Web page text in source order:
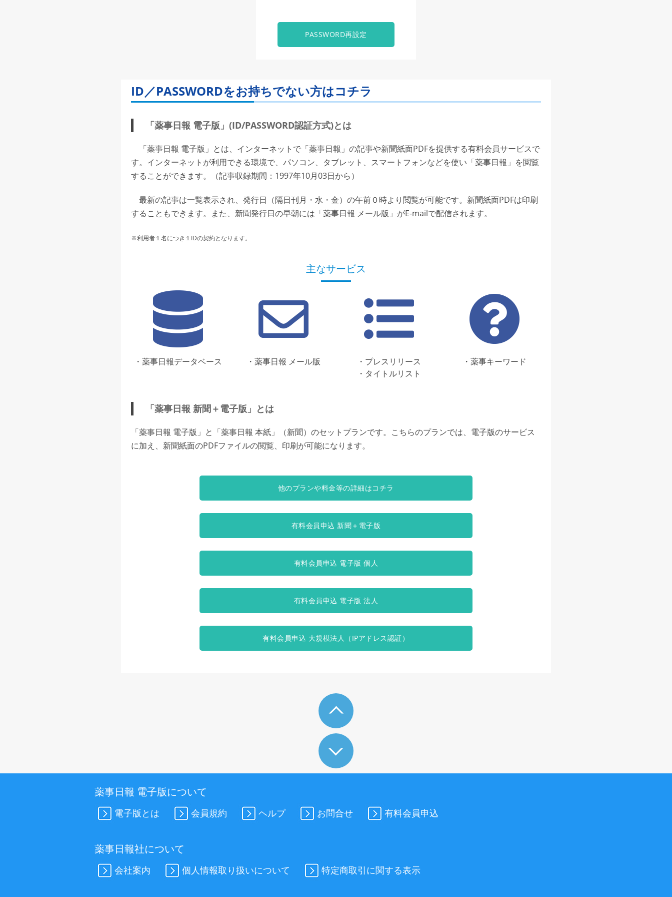
PASSWORD再設定
ID／PASSWORDをお持ちでない方はコチラ
「薬事日報 電子版」(ID/PASSWORD認証方式)とは
「薬事日報 電子版」とは、インターネットで「薬事日報」の記事や新聞紙面PDFを提供する有料会員サービスで
す。インターネットが利用できる環境で、パソコン、タブレット、スマートフォンなどを使い「薬事日報」を閲覧
することができます。（記事収録期間：1997年10月03日から）
最新の記事は一覧表示され、発行日（隔日刊月・水・金）の午前０時より閲覧が可能です。新聞紙面PDFは印刷
することもできます。また、新聞発行日の早朝には「薬事日報 メール版」がE-mailで配信されます。
※利用者１名につき１IDの契約となります。
主なサービス
・薬事日報データベース ・薬事日報 メール版
・プレスリリース
・タイトルリスト
・薬事キーワード
「薬事日報 新聞＋電子版」とは
「薬事日報 電子版」と「薬事日報 本紙」（新聞）のセットプランです。こちらのプランでは、電子版のサービス
に加え、新聞紙面のPDFファイルの閲覧、印刷が可能になります。
他のプランや料金等の詳細はコチラ
有料会員申込 新聞＋電子版
有料会員申込 電子版 個人
有料会員申込 電子版 法人
有料会員申込 大規模法人（IPアドレス認証）
薬事日報 電子版について
電子版とは 会員規約 ヘルプ お問合せ 有料会員申込
薬事日報社について
会社案内 個人情報取り扱いについて 特定商取引に関する表示